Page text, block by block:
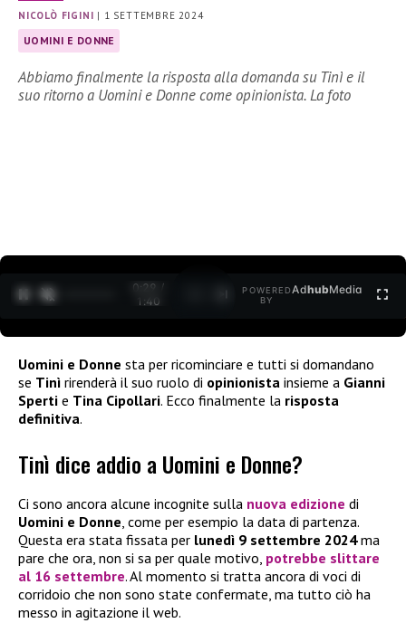
NICOLÒ FIGINI | 1 SETTEMBRE 2024
UOMINI E DONNE
Abbiamo finalmente la risposta alla domanda su Tinì e il
suo ritorno a Uomini e Donne come opinionista. La foto
0:30 /
1:40
POWERED
BY
AdhubMedia
Uomini e Donne sta per ricominciare e tutti si domandano
se Tinì rirenderà il suo ruolo di opinionista insieme a Gianni
Sperti e Tina Cipollari. Ecco finalmente la risposta
definitiva.
Tinì dice addio a Uomini e Donne?
Ci sono ancora alcune incognite sulla nuova edizione di
Uomini e Donne, come per esempio la data di partenza.
Questa era stata fissata per lunedì 9 settembre 2024ma
pare che ora, non si sa per quale motivo, potrebbe slittare
al 16 settembre. Al momento si tratta ancora di voci di
corridoio che non sono state confermate, ma tutto ciò ha
messo in agitazione il web.